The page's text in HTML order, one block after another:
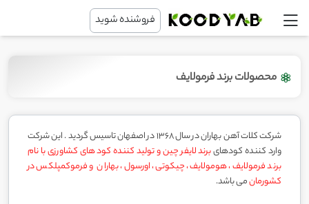
فروشنده شوید
محصولات برند فرمولایف
شرکت کلات آهن بهاران در سال 1368 در اصفهان تاسیس گردید . این شرکت
وارد کننده کودهایبرند لایفر چین و تولید کننده کود های کشاورزی با نام
برند فرمولایف، هومولایف، چیکوتی، اورسول، بهاران و فرموکمپلکس در
کشورمانمی باشد.